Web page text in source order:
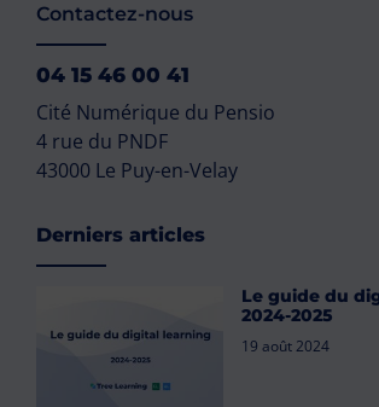
Contactez-nous
04 15 46 00 41
Cité Numérique du Pensio
4 rue du PNDF
43000 Le Puy-en-Velay
Derniers articles
Le guide du
2024-2025
19 août 2024